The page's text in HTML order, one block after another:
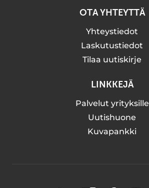
OTA YHTEYTTÄ
Yhteystiedot
Laskutustiedot
Tilaa uutiskirje
LINKKEJÄ
Palvelut yrityksille
Uutishuone
Kuvapankki